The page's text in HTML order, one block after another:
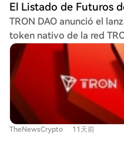
de dólares, procesa miles
Justin Sun, fundador de
lanzamiento acerca los
financieros tradicionales. Por su parte, Michael Dunn,
presidente de Bitnomial,
futuros regulado para
más grandes por
para futuros ETF al
Bitnomial, con sede en
TRON DAO anunció el
token nativo de la red
cámara de compensación
Estados Unidos. Esta
mercado de derivados
traders e instituciones
herramienta adicional
través de futuros cotizados en bolsa.
de transacción, ejecución
TheNewsCrypto 11天前